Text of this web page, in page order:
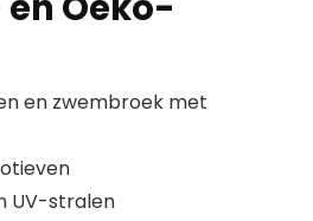
en zwembroek met
UV-stralen